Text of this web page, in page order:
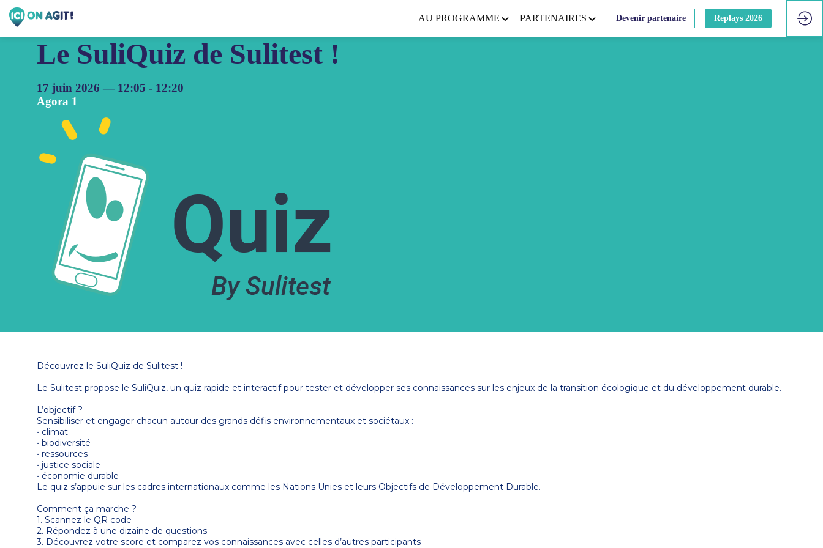
AU PROGRAMME PARTENAIRES Devenir partenaire Replays 2026
Le SuliQuiz de Sulitest !
17 juin 2026 — 12:05 - 12:20
Agora 1
Découvrez le SuliQuiz de Sulitest !
Le Sulitest propose le SuliQuiz, un quiz rapide et interactif pour tester et développer ses connaissances sur les enjeux de la transition écologique et du développement durable.
L’objectif ?
Sensibiliser et engager chacun autour des grands défis environnementaux et sociétaux :
• climat
• biodiversité
• ressources
• justice sociale
• économie durable
Le quiz s’appuie sur les cadres internationaux comme les Nations Unies et leurs Objectifs de Développement Durable.
Comment ça marche ?
1. Scannez le QR code
2. Répondez à une dizaine de questions
3. Découvrez votre score et comparez vos connaissances avec celles d’autres participants